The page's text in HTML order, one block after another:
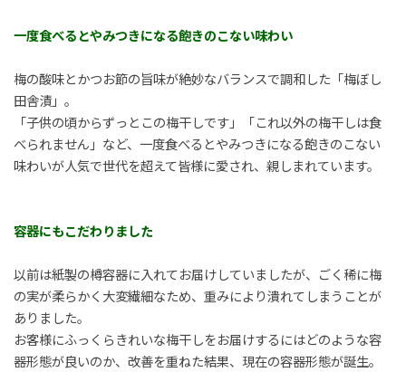
一度食べるとやみつきになる飽きのこない味わい
梅の酸味とかつお節の旨味が絶妙なバランスで調和した「梅ぼし
田舎漬」。
「子供の頃からずっとこの梅干しです」「これ以外の梅干しは食
べられません」など、一度食べるとやみつきになる飽きのこない
味わいが人気で世代を超えて皆様に愛され、親しまれています。
容器にもこだわりました
以前は紙製の樽容器に入れてお届けしていましたが、ごく稀に梅
の実が柔らかく大変繊細なため、重みにより潰れてしまうことが
ありました。
お客様にふっくらきれいな梅干しをお届けするにはどのような容
器形態が良いのか、改善を重ねた結果、現在の容器形態が誕生。